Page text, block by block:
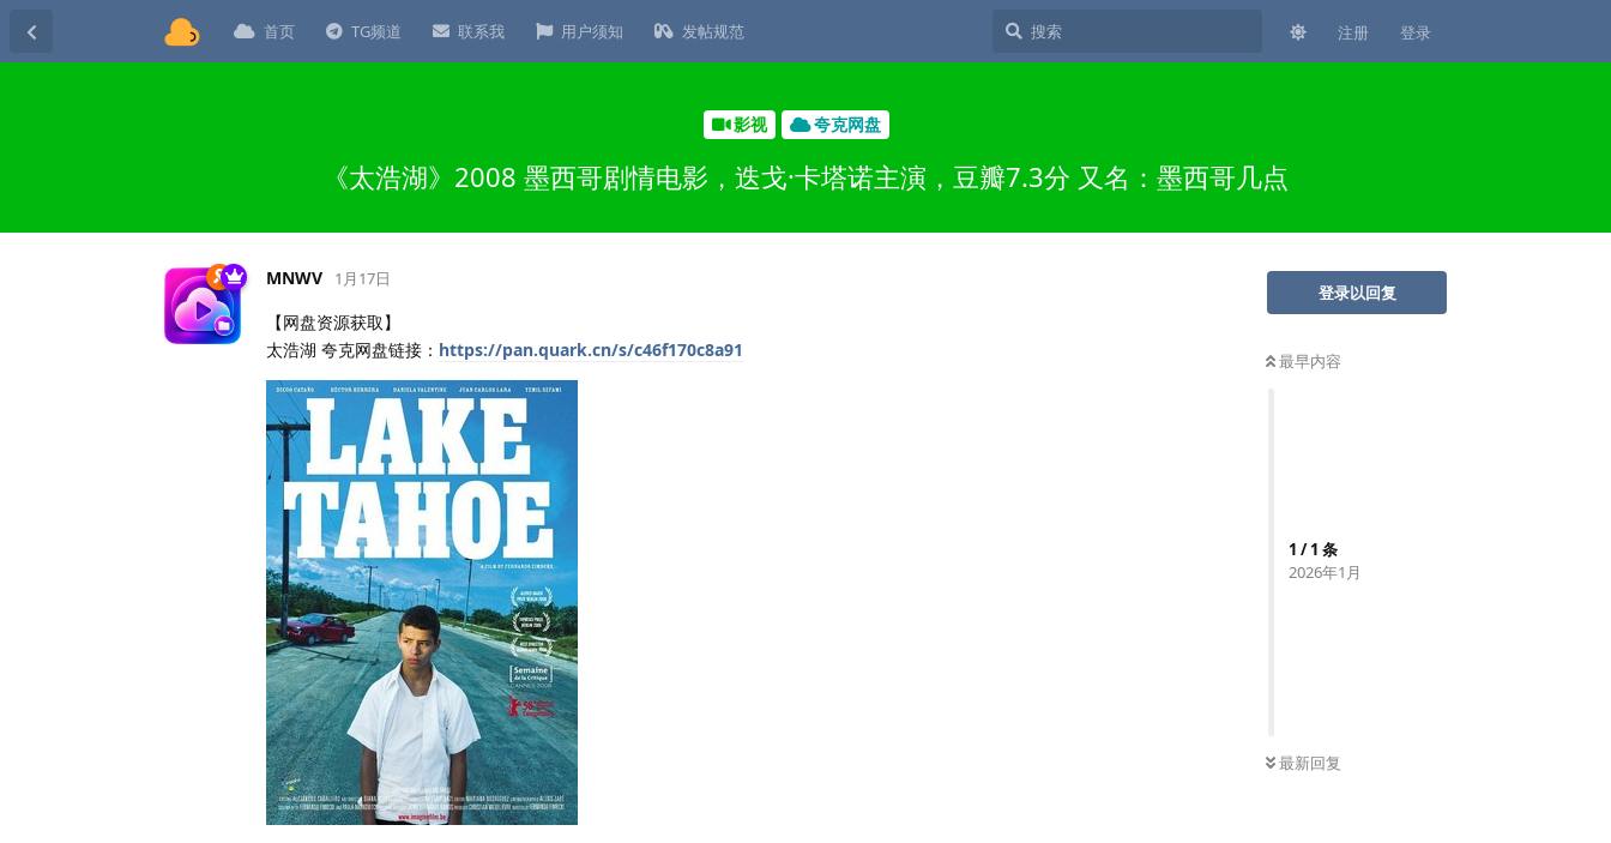
首页 TG频道 联系我 用户须知 发帖规范 注册 登录
影视 夸克网盘
《太浩湖》2008 墨西哥剧情电影，迭戈·卡塔诺主演，豆瓣7.3分 又名：墨西哥几点
登录以回复
最早内容
1 /1 条
2026年1月
最新回复
MNWV 1月17日
【网盘资源获取】
太浩湖 夸克网盘链接： https://pan.quark.cn/s/c46f170c8a91